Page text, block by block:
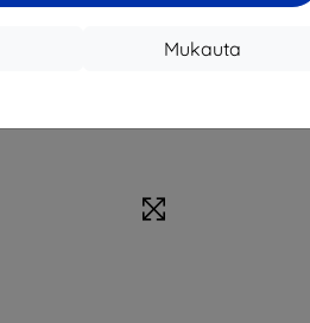
Mukauta